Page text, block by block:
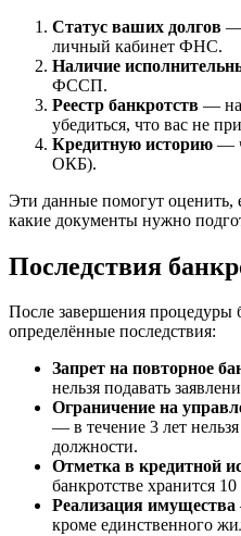
Статус ваших долгов —
личный кабинет ФНС.
Наличие
ФССП.
Реестр банкротств — на
убедиться, что вас не
Кредитную историю —
ОКБ).
Эти данные помогут оценить,
какие документы нужно
Последствия
После завершения процедуры
определённые последствия:
Запрет на повторное
нельзя подавать
Ограничение на
— в течение 3 лет
должности.
Отметка в кредитной
банкротстве хранится 10
Реализация имущества
кроме единственного